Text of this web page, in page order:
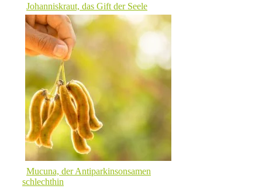
Johanniskraut, das Gift der Seele
Mucuna, der Antiparkinsonsamen
schlechthin